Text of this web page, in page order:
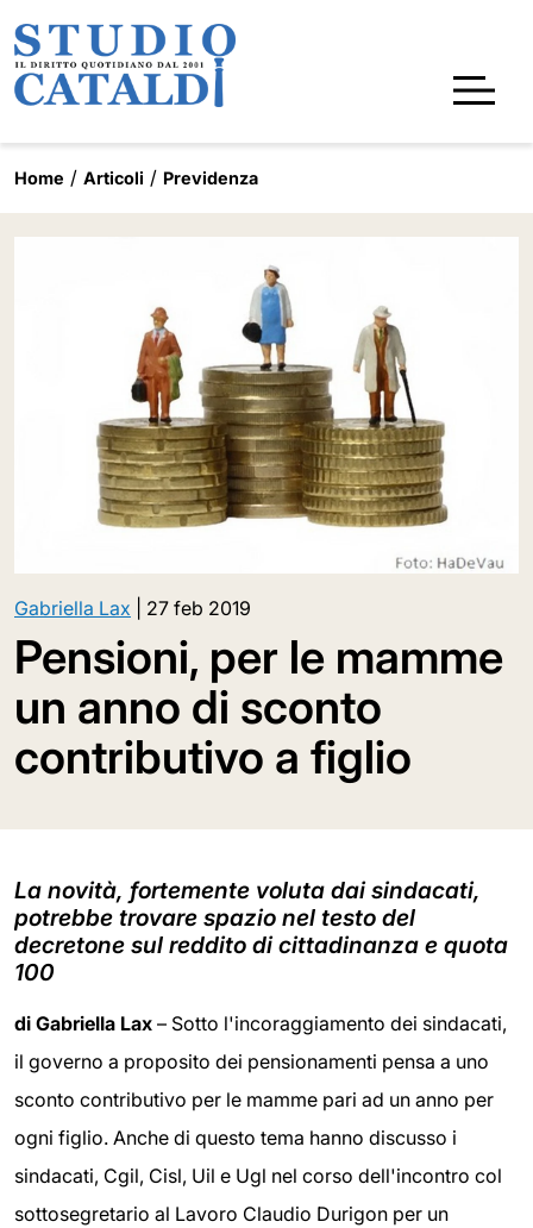
Home Articoli Previdenza
Gabriella Lax 27 feb 2019
Pensioni, per le mamme
un anno di sconto
contributivo a figlio
La novità, fortemente voluta dai sindacati,
potrebbe trovare spazio nel testo del
decretone sul reddito di cittadinanza e quota
100
di Gabriella Lax – Sotto l'incoraggiamento dei sindacati,
il governo a proposito dei pensionamenti pensa a uno
sconto contributivo per le mamme pari ad un anno per
ogni figlio. Anche di questo tema hanno discusso i
sindacati, Cgil, Cisl, Uil e Ugl nel corso dell'incontro col
sottosegretario al Lavoro Claudio Durigon per un